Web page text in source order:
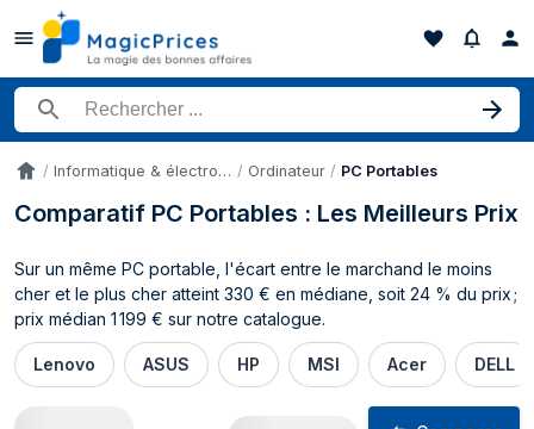
Rechercher un produit
Accueil Informatique & électronique Ordinateur PC Portables
Comparatif PC Portables : Les Meilleurs Prix
Sur un même PC portable, l'écart entre le marchand le moins
cher et le plus cher atteint 330 € en médiane, soit 24 % du prix ;
prix médian 1 199 € sur notre catalogue.
Lenovo ASUS HP MSI Acer DELL